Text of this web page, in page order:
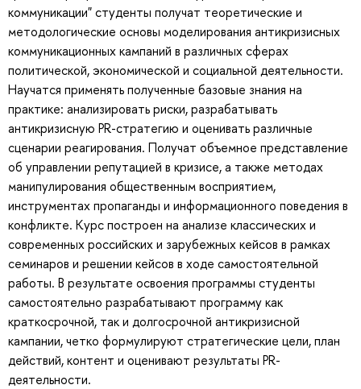
коммуникации" студенты получат теоретические и
методологические основы моделирования антикризисных
коммуникационных кампаний в различных сферах
политической, экономической и социальной деятельности.
Научатся применять полученные базовые знания на
практике: анализировать риски, разрабатывать
антикризисную PR-стратегию и оценивать различные
сценарии реагирования. Получат объемное представление
об управлении репутацией в кризисе, а также методах
манипулирования общественным восприятием,
инструментах пропаганды и информационного поведения в
конфликте. Курс построен на анализе классических и
современных российских и зарубежных кейсов в рамках
семинаров и решении кейсов в ходе самостоятельной
работы. В результате освоения программы студенты
самостоятельно разрабатывают программу как
краткосрочной, так и долгосрочной антикризисной
кампании, четко формулируют стратегические цели, план
действий, контент и оценивают результаты PR-
деятельности.